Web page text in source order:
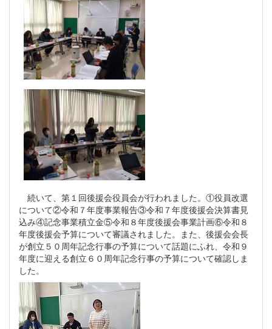
続いて、第１回後援会役員会が行われました。①役員改選
について②令和７年度事業報告③令和７年度後援会決算書見
込み④記念事業積立金⑤令和８年度後援会事業計画⑥令和８
年度後援会予算について審議されました。また、後援会会長
が創立５０周年記念行事の予算について話題にふれ、令和９
年度に迎える創立６０周年記念行事の予算について確認しま
した。